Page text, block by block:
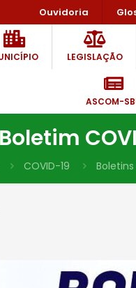
Ouvidoria
LEGISLAÇÃO
ASCOM-
Boletim
COVID-19 Boletins